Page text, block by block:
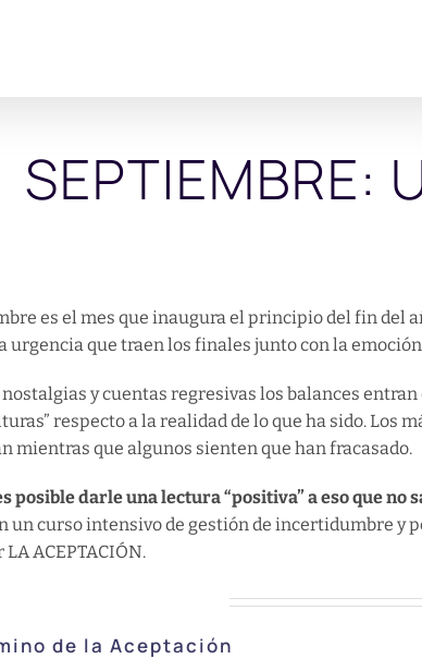
SEPTIEMBRE:
es el mes que inaugura el principio del fin del
urgencia que traen los finales junto con la
y cuentas regresivas los balances
respecto a la realidad de lo que ha sido. Los
mientras que algunos sienten que han fracasado.
posible darle una lectura “positiva” a eso que no
un curso intensivo de gestión de incertidumbre y
ACEPTACIÓN.
de la Aceptación